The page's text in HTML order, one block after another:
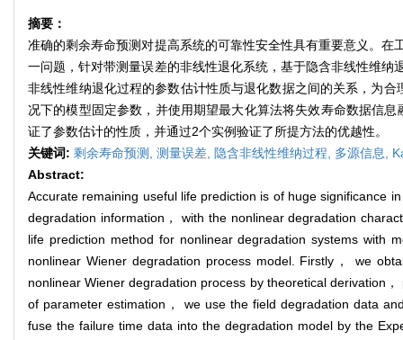
摘要：
准确的剩余寿命预测对提高系统的可靠性安全性具有重要意义。
一问题，针对带测量误差的非线性退化系统，基于隐含非线性维
非线性维纳退化过程的参数估计性质与退化数据之间的关系，为
况下的模型固定参数，并使用期望最大化算法将失效寿命数据信
证了参数估计的性质，并通过2个实例验证了所提方法的优越性。
关键词: 剩余寿命预测, 测量误差, 隐含非线性维纳过程, 多源信息,
Abstract:
Accurate remaining useful life prediction is of huge significance
degradation information， with the nonlinear degradation
life prediction method for nonlinear degradation systems with
nonlinear Wiener degradation process model. Firstly， we
nonlinear Wiener degradation process by theoretical derivation
of parameter estimation， we use the field degradation data
fuse the failure time data into the degradation model by the